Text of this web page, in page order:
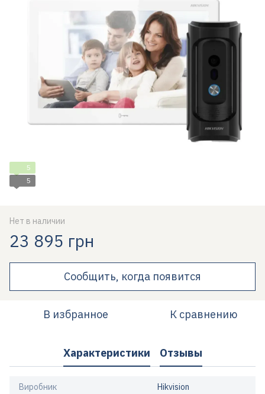
5
5
Нет в наличии
23 895 грн
Сообщить, когда появится
В избранное К сравнению
Характеристики Отзывы
Виробник Hikvision